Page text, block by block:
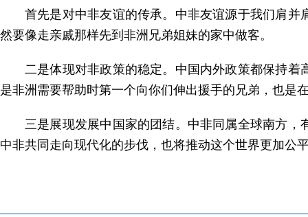
首先是对中非友谊的传承。中非友谊源于我们肩
然要像走亲戚那样先到非洲兄弟姐妹的家中做客。
二是体现对非政策的稳定。中国内外政策都保持
是非洲需要帮助时第一个向你们伸出援手的兄弟，也是
三是展现发展中国家的团结。中非同属全球南方，
中非共同走向现代化的步伐，也将推动这个世界更加公